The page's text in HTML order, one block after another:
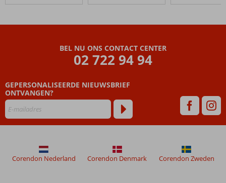
Beoordelingen
dan
48
niet
weergegeven
om
BEL NU ONS CONTACT CENTER
02 722 94 94
GEPERSONALISEERDE NIEUWSBRIEF
ONTVANGEN?
Corendon Nederland Corendon Denmark Corendon Zweden